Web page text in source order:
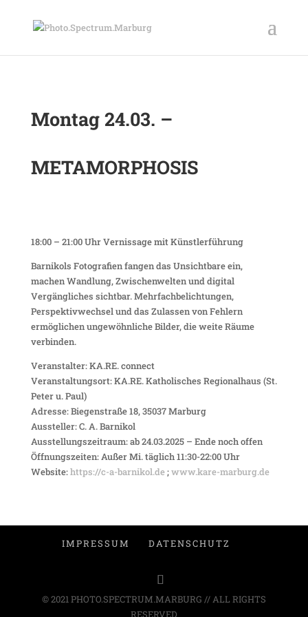
Montag 24.03. –
METAMORPHOSIS
18:00 – 21:00 Uhr Vernissage mit Künstlerführung
Barnikols Fotografien fangen das Unsichtbare ein,
machen Wandlung, Zwischenwelten und digital
Vergängliches sichtbar. Mehrfachbelichtungen,
Perspektivwechsel und das Zulassen von Fehlern
ermöglichen ungewöhnliche Bilder, die weite Räume
verbinden.
Veranstalter: KA.RE. connect
Veranstaltungsort: KA.RE. Katholisches Regionalhaus (St.
Peter u. Paul)
Adresse: Biegenstraße 18, 35037 Marburg
Aussteller: C. A. Barnikol
Ausstellungszeitraum: ab 24.03.2025 – Ende noch offen
Öffnungszeiten: Außer Mi. täglich 11:30-22:00 Uhr
Website:https://c-a-barnikol.de;www.kare-marburg.de
IMPRESSUM DATENSCHUTZ
© 2021 PHOTO.SPECTRUM.MARBURG // ALL RIGHTS
RESERVED